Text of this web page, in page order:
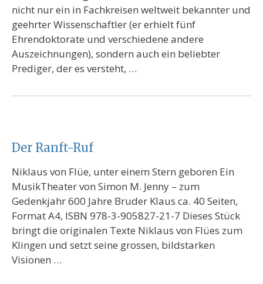
nicht nur ein in Fachkreisen weltweit bekannter und
geehrter Wissenschaftler (er erhielt fünf
Ehrendoktorate und verschiedene andere
Auszeichnungen), sondern auch ein beliebter
Prediger, der es versteht, …
Der Ranft-Ruf
Niklaus von Flüe, unter einem Stern geboren Ein
MusikTheater von Simon M. Jenny – zum
Gedenkjahr 600 Jahre Bruder Klaus ca. 40 Seiten,
Format A4, ISBN 978-3-905827-21-7 Dieses Stück
bringt die originalen Texte Niklaus von Flües zum
Klingen und setzt seine grossen, bildstarken
Visionen …